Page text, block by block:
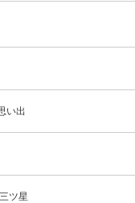
い出
ツ星